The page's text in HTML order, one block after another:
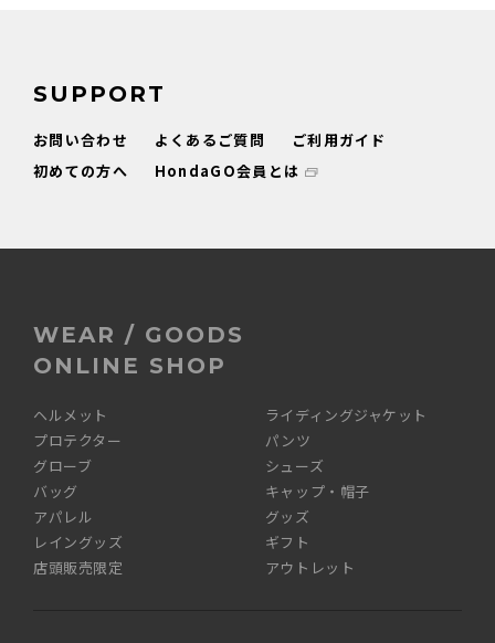
SUPPORT
お問い合わせ よくあるご質問
ご利用ガイド
初めての方へ
HondaGO会員とは
WEAR / GOODS
ONLINE SHOP
ヘルメット
ライディングジャケット
プロテクター
パンツ
グローブ
シューズ
バッグ
キャップ・帽子
アパレル
グッズ
レイングッズ
ギフト
店頭販売限定
アウトレット